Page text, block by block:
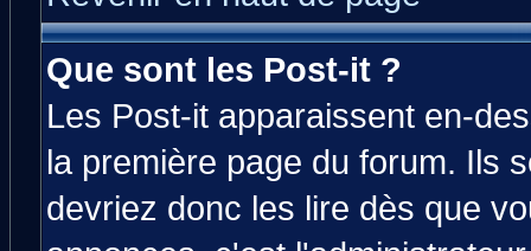
Que sont les Post-it ?
Les Post-it apparaissent en-
la première page du forum. Ils
devriez donc les lire dès que